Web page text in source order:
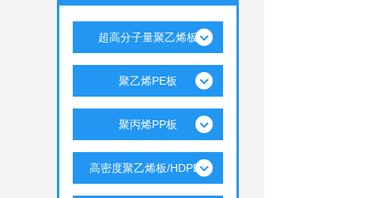
超高分子量聚乙烯板
聚乙烯PE板
聚丙烯PP板
高密度聚乙烯板/HDPE..